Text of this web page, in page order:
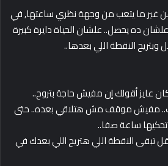
غير ما يتعب من وجهة نظري ساعتها, في
ده يحصل.. علشان الحياة دايرة كبيرة
وبتريح النقطة اللي بعدها..
عايز أقولك إن مفيش حاجة بتروح..
مفيش موقف مش هتلاقي بعده.. حتى
ساعة صفا..
تبقى النقطة اللي هتريح اللي بعدك في